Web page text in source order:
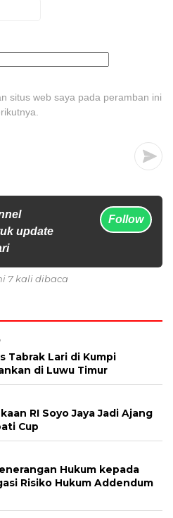
situs web saya pada peramban ini
update
Follow
7 kali dibaca
Tabrak Lari di Kumpi
di Luwu Timur
RI Soyo Jaya Jadi Ajang
Cup
Hukum kepada
Risiko Hukum Addendum